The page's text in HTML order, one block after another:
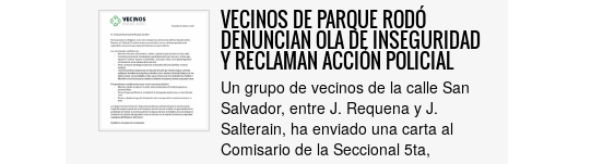
VECINOS DE PARQUE RODÓ
DENUNCIAN OLA DE INSEGURIDAD
Y RECLAMAN ACCIÓN POLICIAL
Un grupo de vecinos de la calle San
Salvador, entre J. Requena y J.
Salterain, ha enviado una carta al
Comisario de la Seccional 5ta,